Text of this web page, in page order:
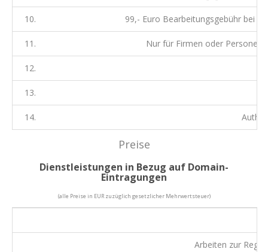
10. 99,- Euro Bearbeitungsgebühr bei
11. Nur für Firmen oder Personen
12.
13.
14.
Preise
Dienstleistungen in Bezug auf Domain-
Eintragungen
(alle Preise in EUR zuzüglich gesetzlicher Mehrwertsteuer)
Arbeiten zur